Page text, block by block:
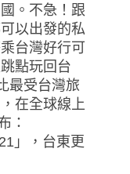
。不急！跟
以出發的私
台灣好行可
點玩回台
最受台灣旅
在全球線上
：
」，台東更